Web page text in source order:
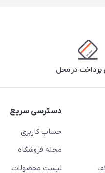
پرداخت در محل
دسترسی سریع
حساب کاربری
مجله فروشگاه
لیست محصولات